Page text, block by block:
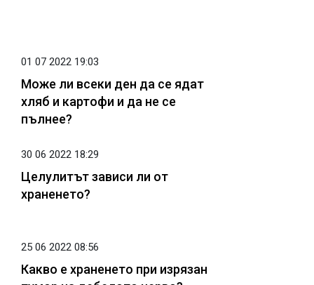
01 07 2022 19:03
Може ли всеки ден да се ядат
хляб и картофи и да не се
пълнее?
30 06 2022 18:29
Целулитът зависи ли от
храненето?
25 06 2022 08:56
Какво е храненето при изрязан